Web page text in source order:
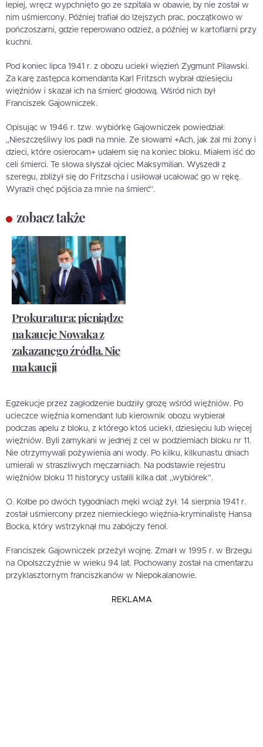
lepiej, wręcz wypchnięto go ze szpitala w obawie, by nie został w
nim uśmiercony. Później trafiał do lżejszych prac, początkowo w
pończoszarni, gdzie reperowano odzież, a później w kartoflarni przy
kuchni.
Pod koniec lipca 1941 r. z obozu uciekł więzień Zygmunt Pilawski.
Za karę zastępca komendanta Karl Fritzsch wybrał dziesięciu
więźniów i skazał ich na śmierć głodową. Wśród nich był
Franciszek Gajowniczek.
Opisując w 1946 r. tzw. wybiórkę Gajowniczek powiedział:
„Nieszczęśliwy los padł na mnie. Ze słowami +Ach, jak żal mi żony i
dzieci, które osierocam+ udałem się na koniec bloku. Miałem iść do
celi śmierci. Te słowa słyszał ojciec Maksymilian. Wyszedł z
szeregu, zbliżył się do Fritzscha i usiłował ucałować go w rękę.
Wyraził chęć pójścia za mnie na śmierć”.
zobacz także
Prokuratura: pieniądze
na kaucje Nowaka z
zakazanego źródła. Nie
ma kaucji
Egzekucje przez zagłodzenie budziły grozę wśród więźniów. Po
ucieczce więźnia komendant lub kierownik obozu wybierał
podczas apelu z bloku, z którego ktoś uciekł, dziesięciu lub więcej
więźniów. Byli zamykani w jednej z cel w podziemiach bloku nr 11.
Nie otrzymywali pożywienia ani wody. Po kilku, kilkunastu dniach
umierali w straszliwych męczarniach. Na podstawie rejestru
więźniów bloku 11 historycy ustalili kilka dat „wybiórek”.
O. Kolbe po dwóch tygodniach męki wciąż żył. 14 sierpnia 1941 r.
został uśmiercony przez niemieckiego więźnia-kryminalistę Hansa
Bocka, który wstrzyknął mu zabójczy fenol.
Franciszek Gajowniczek przeżył wojnę. Zmarł w 1995 r. w Brzegu
na Opolszczyźnie w wieku 94 lat. Pochowany został na cmentarzu
przyklasztornym franciszkanów w Niepokalanowie.
REKLAMA